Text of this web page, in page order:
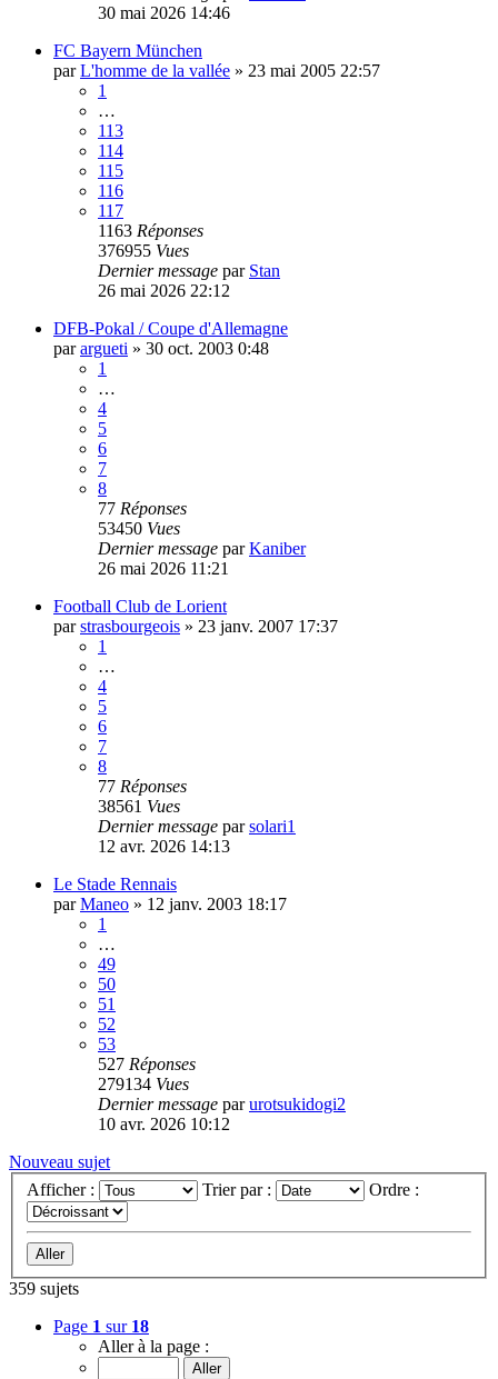
30 mai 2026 14:46
FC Bayern München
parL'homme de la vallée » 23 mai 2005 22:57
1
…
113
114
115
116
117
1163 Réponses
376955 Vues
Dernier message par Stan
26 mai 2026 22:12
DFB-Pokal / Coupe d'Allemagne
parargueti » 30 oct. 2003 0:48
1
…
4
5
6
7
8
77 Réponses
53450 Vues
Dernier message parKaniber
26 mai 2026 11:21
Football Club de Lorient
parstrasbourgeois » 23 janv. 2007 17:37
1
…
4
5
6
7
8
77 Réponses
38561 Vues
Dernier message parsolari1
12 avr. 2026 14:13
Le Stade Rennais
parManeo » 12 janv. 2003 18:17
1
…
49
50
51
52
53
527 Réponses
279134 Vues
Dernier message parurotsukidogi2
10 avr. 2026 10:12
Nouveau sujet
Afficher :
Trier par : Ordre :
359 sujets
Page 1 sur 18
Aller à la page :